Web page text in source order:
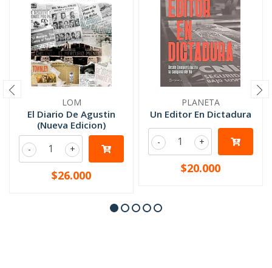
LOM
El Diario De Agustin
(Nueva Edicion)
+
-
$26.000
PLANETA
Un Editor En Dictadura
+
-
$20.000